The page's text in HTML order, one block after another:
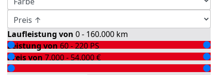
Laufleistung von 0 - 160.000 km
Leistung von 60 - 220 PS
Preis von 7.000 - 54.000€
Detailsuche